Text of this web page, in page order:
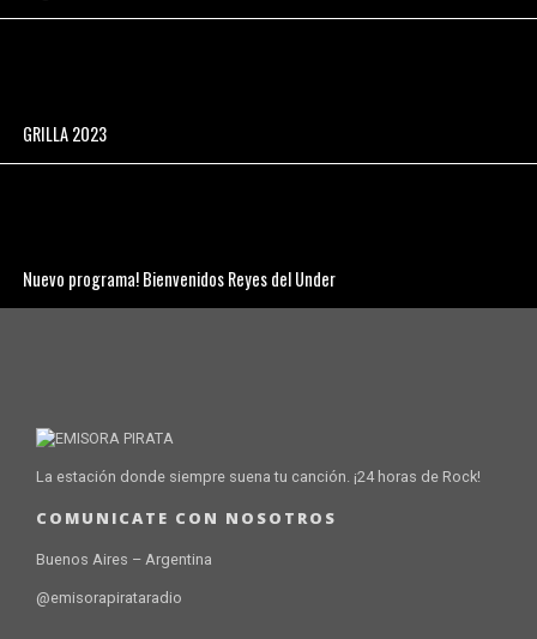
GRILLA 2023
Nuevo programa! Bienvenidos Reyes del Under
La estación donde siempre suena tu canción. ¡24 horas de Rock!
COMUNICATE CON NOSOTROS
Buenos Aires – Argentina
@emisorapirataradio